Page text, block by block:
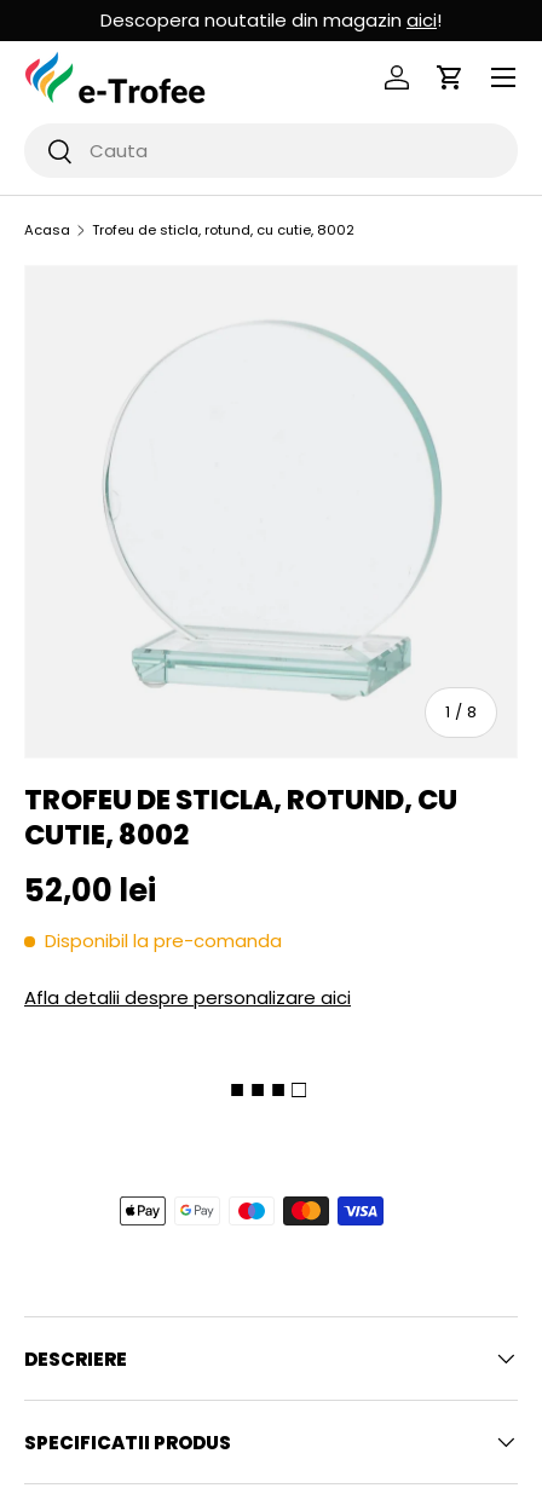
MERGI LA CONTINUT
Descopera noutatile din magazin aici!
Cauta
Cauta
Logheaza-te
Cos de
Acasa Trofeu de sticla, rotund, cu cutie, 8002
1 / sau
8
TROFEU DE STICLA, ROTUND, CU
CUTIE, 8002
Pret initial
52,00 lei
Disponibil la pre-comanda
Afla detalii despre personalizare aici
■ ■ ■ □
DESCRIERE
SPECIFICATII PRODUS